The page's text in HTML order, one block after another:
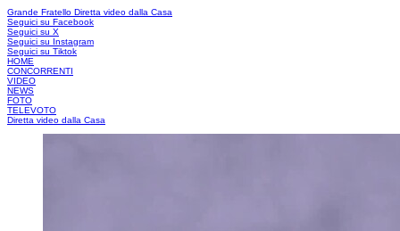
Grande Fratello Diretta video dalla Casa
Seguici su Facebook
Seguici su X
Seguici su Instagram
Seguici su Tiktok
HOME
CONCORRENTI
VIDEO
NEWS
FOTO
TELEVOTO
Diretta video dalla Casa